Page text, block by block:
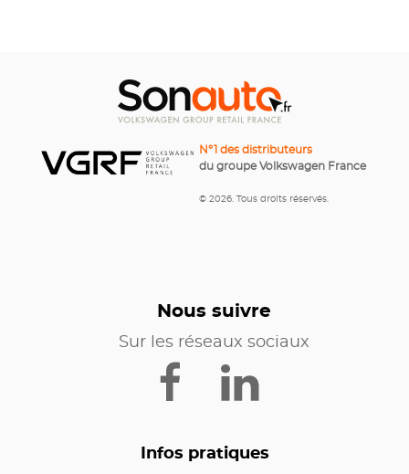
N°1 des distributeurs
du groupe Volkswagen France
© 2026. Tous droits réservés.
Nous suivre
Sur les réseaux sociaux
Infos pratiques